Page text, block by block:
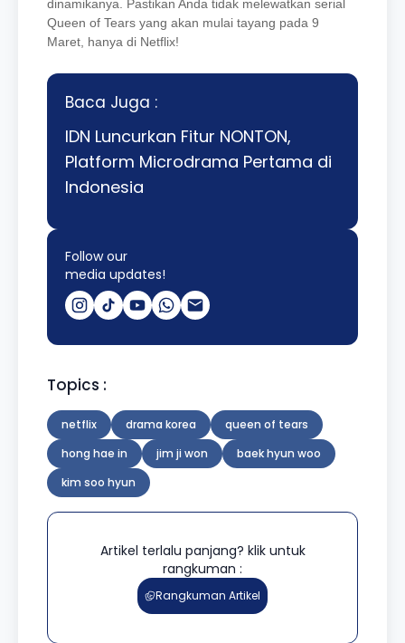
dinamikanya. Pastikan Anda tidak melewatkan serial
Queen of Tears yang akan mulai tayang pada 9
Maret, hanya di Netflix!
Baca Juga :
IDN Luncurkan Fitur NONTON,
Platform Microdrama Pertama di
Indonesia
Follow our
media updates!
Topics :
netflix drama korea
queen of tears
hong hae in
jim ji won
baek hyun woo
kim soo hyun
Artikel terlalu panjang? klik untuk
rangkuman :
Rangkuman Artikel